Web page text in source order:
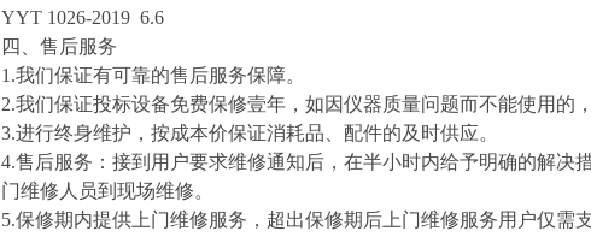
YYT 1026-2019 6.6
四、 售后服务
1 .我们保证有可靠的售后服务保障。
2.我们保证投标设备免费保修壹年，如因仪器质量问题而不能使用的
3.进行终身维护，按成本价保证消耗品、配件的及时供应。
4.售后服务：接到用户要求维修通知后，在半小时内给予明确的解决
门维修人员到现场维修。
5.保修期内提供上门维修服务，超出保修期后上门维修服务用户仅需